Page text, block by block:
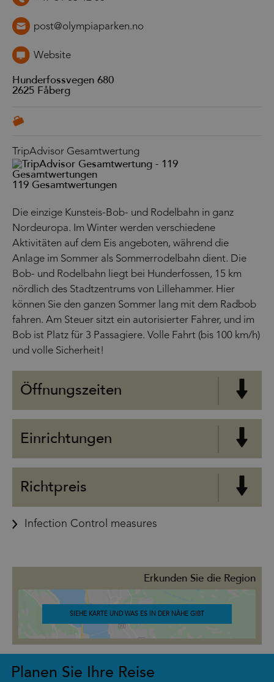
post@olympiaparken.no
Website
Hunderfossvegen 680
2625 Fåberg
TripAdvisor Gesamtwertung
119 Gesamtwertungen
Die einzige Kunsteis-Bob- und Rodelbahn in ganz
Nordeuropa. Im Winter werden verschiedene
Aktivitäten auf dem Eis angeboten, während die
Anlage im Sommer als Sommerrodelbahn dient. Die
Bob- und Rodelbahn liegt bei Hunderfossen, 15 km
nördlich des Stadtzentrums von Lillehammer. Hier
können Sie den ganzen Sommer lang mit dem Radbob
fahren. Am Steuer sitzt ein autorisierter Fahrer, und im
Bob ist Platz für 3 Passagiere. Volle Fahrt (bis 100 km/h)
und volle Sicherheit!
Öffnungszeiten
Einrichtungen
Richtpreis
Infection Control measures
Erkunden Sie die Region
SIEHE KARTE UND WAS ES IN DER NÄHE GIBT
Planen Sie Ihre Reise